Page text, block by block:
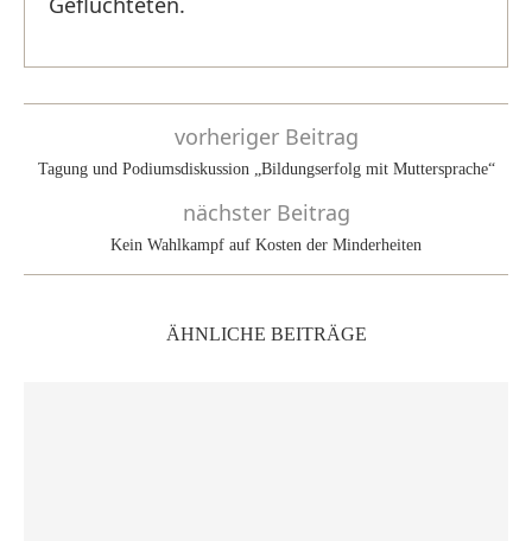
vorheriger Beitrag
Tagung und Podiumsdiskussion „Bildungserfolg mit Muttersprache“
nächster Beitrag
Kein Wahlkampf auf Kosten der Minderheiten
ÄHNLICHE BEITRÄGE